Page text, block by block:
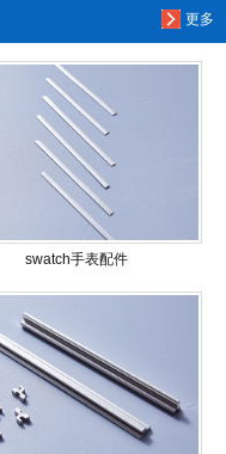
更多
swatch手表配件